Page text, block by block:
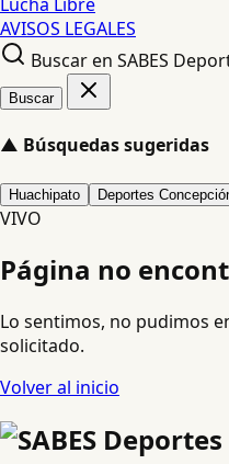
AVISOS LEGALES
Buscar en SABES
Buscar
▲ Búsquedas sugeridas
Huachipato Deportes
VIVO
Página no
Lo sentimos, no pudimos
solicitado.
Volver al inicio